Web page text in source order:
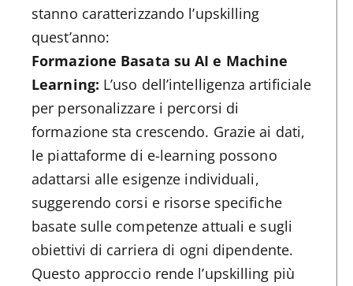
stanno caratterizzando l’upskilling
quest’anno:
Formazione Basata su AI e Machine
Learning: L’uso dell’intelligenza artificiale
per personalizzare i percorsi di
formazione sta crescendo. Grazie ai dati,
le piattaforme di e-learning possono
adattarsi alle esigenze individuali,
suggerendo corsi e risorse specifiche
basate sulle competenze attuali e sugli
obiettivi di carriera di ogni dipendente.
Questo approccio rende l’upskilling più